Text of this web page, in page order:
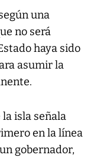
una
no será
haya sido
asumir la
isla señala
en la línea
gobernador,